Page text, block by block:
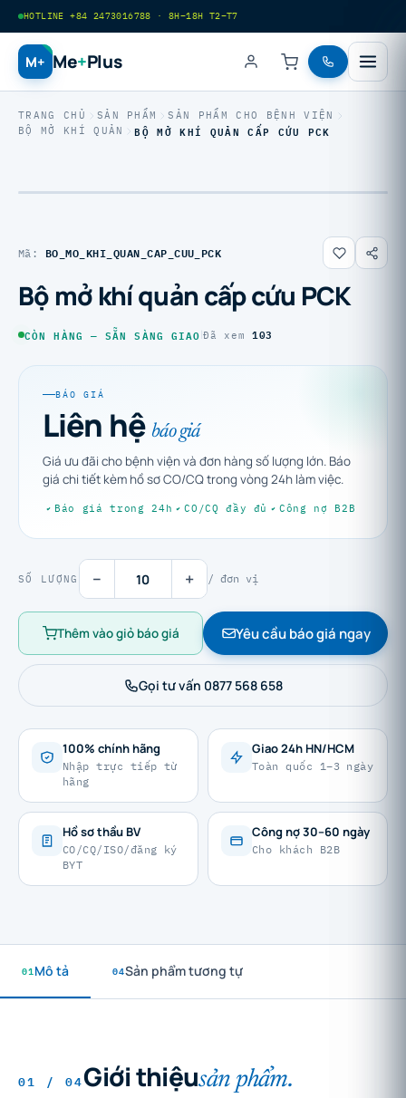
HOTLINE +84 2473016788 · 8H–18H T2–T7
M+ Me+Plus
TRANG CHỦ SẢN PHẨM
SẢN PHẨM CHO BỆNH VIỆN
BỘ MỞ KHÍ QUẢN
BỘ MỞ KHÍ QUẢN CẤP CỨU PCK
Mã: BO_MO_KHI_QUAN_CAP_CUU_PCK
Bộ mở khí quản cấp cứu PCK
CÒN HÀNG — SẴN SÀNG GIAO|Đã xem103
BÁO GIÁ
Liên hệbáo giá
Giá ưu đãi cho bệnh viện và đơn hàng số lượng lớn. Báo
giá chi tiết kèm hồ sơ CO/CQ trong vòng 24h làm việc.
Báo giá trong 24h CO/CQ đầy đủ Công nợ B2B
SỐ LƯỢNG − + / đơn vị
Thêm vào giỏ báo giá Yêu cầu báo giá ngay
Gọi tư vấn 0877 568 658
100% chính hãng
Nhập trực tiếp từ
hãng
Giao 24h HN/HCM
Toàn quốc 1–3 ngày
Hồ sơ thầu BV
CO/CQ/ISO/đăng ký
BYT
Công nợ 30–60 ngày
Cho khách B2B
01Mô tả 04Sản phẩm tương tự
01 / 04Giới thiệusản phẩm.